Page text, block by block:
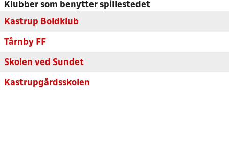
Klubber som benytter spillestedet
Kastrup Boldklub
Tårnby FF
Skolen ved Sundet
Kastrupgårdsskolen